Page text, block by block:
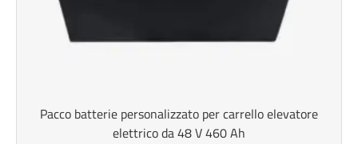
Pacco batterie personalizzato per carrello elevatore
elettrico da 48 V 460 Ah